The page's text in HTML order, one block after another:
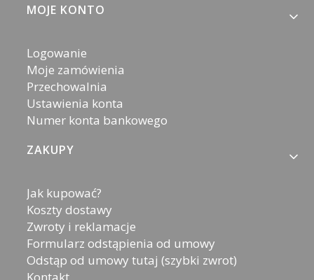
MOJE KONTO
Logowanie
Moje zamówienia
Przechowalnia
Ustawienia konta
Numer konta bankowego
ZAKUPY
Jak kupować?
Koszty dostawy
Zwroty i reklamacje
Formularz odstąpienia od umowy
Odstąp od umowy tutaj (szybki zwrot)